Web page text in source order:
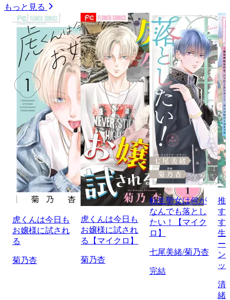
もっと見る
虎くんは今日も
お嬢様に試され
る
菊乃杏
虎くんは今日も
お嬢様に試され
る【マイクロ】
菊乃杏
転生聖女は何が
なんでも落とし
たい！【マイク
ロ】
七尾美緒/菊乃杏
完結
推
す
す
生
ー
ン
ッ
清
緒/